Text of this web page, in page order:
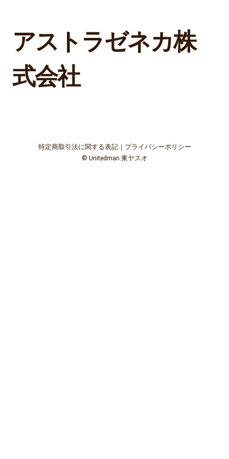
アストラゼネカ株
式会社
特定商取引法に関する表記｜ プライバシーポリシー
© Unitedman 東ヤスオ